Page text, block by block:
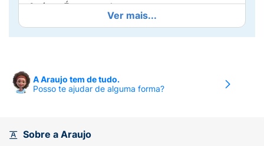
Açúcar:É um excelente umectante e
hidratante para os cabelos, além de atuar no
controle da eletricidade dos fios, deixando os
Biotina:
reduz a quebra e reforça a estrutura interna
Cabelos mais lisos desde a primeira
Ver mais...
A Araujo tem de tudo.
Posso te ajudar de alguma forma?
Sobre a Araujo